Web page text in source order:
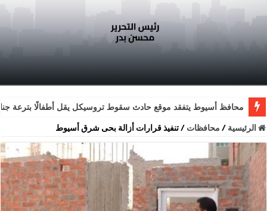
محافظ أسيوط يتفقد موقع حادث سقوط تروسيكل يقل أطفالًا بترعة
الرئيسية / محافظات /تنفيذ قرارات أزالة بحى شرق أسيوط